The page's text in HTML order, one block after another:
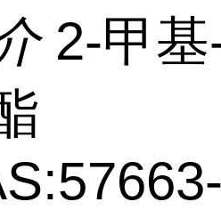
2-甲